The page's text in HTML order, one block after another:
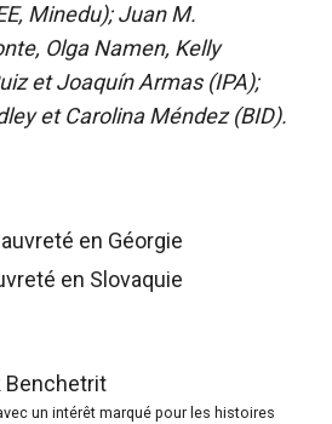
Minedu); Juan M.
Olga Namen, Kelly
et Joaquín Armas (IPA);
et Carolina Méndez (BID).
en Géorgie
en Slovaquie
Benchetrit
un intérêt marqué pour les histoires